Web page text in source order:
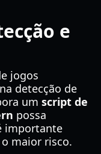
e
jogos
detecção de
um script de
possa
importante
maior risco.